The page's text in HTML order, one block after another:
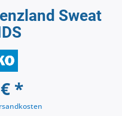
Sweat
*